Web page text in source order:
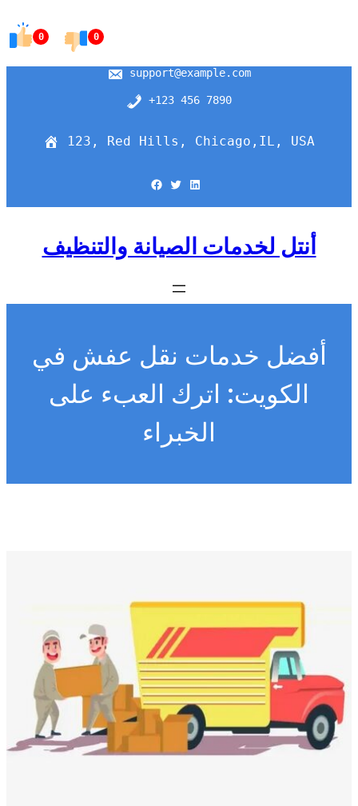
0 0
support@example.com
+123 456 7890
123, Red Hills, Chicago,IL, USA
Facebook Twitter LinkedIn
أنتل لخدمات الصيانة والتنظيف
أفضل خدمات نقل عفش في
الكويت: اترك العبء على
الخبراء